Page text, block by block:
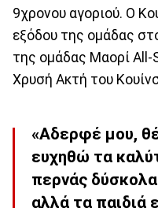
9χρονου αγοριού. Ο
εξόδου της ομάδας
της ομάδας Μαορί All-
Χρυσή Ακτή του
«Αδερφέ μου,
ευχηθώ τα
περνάς
αλλά τα παιδιά